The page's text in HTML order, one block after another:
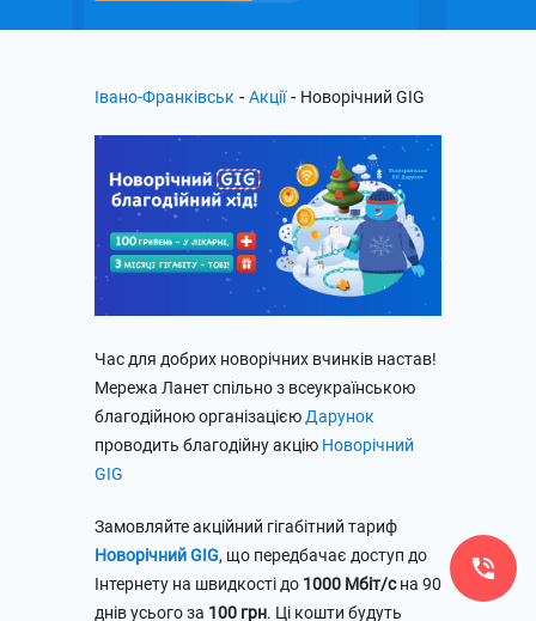
Івано-Франківськ - Акції - Новорічний GIG
Час для добрих новорічних вчинків настав!
Мережа Ланет спільно з всеукраїнською
благодійною організацією Дарунок
проводить благодійну акцію Новорічний
GIG
Замовляйте акційний гігабітний тариф
Новорічний GIG, що передбачає доступ до
Інтернету на швидкості до 1000 Мбіт/сна 90
днів усього за 100 грн. Ці кошти будуть